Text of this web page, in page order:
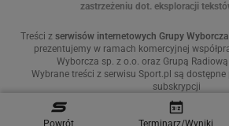
Powrót Terminarz/Wyniki
zastrzeżeniu dot. eksploracji
Treści z serwisów internetowych Grupy
prezentujemy w ramach komercyjnej
Wyborcza sp. z o.o. oraz Grupą
Wybrane treści z serwisu Sport.pl są dostępne
subskrypcji